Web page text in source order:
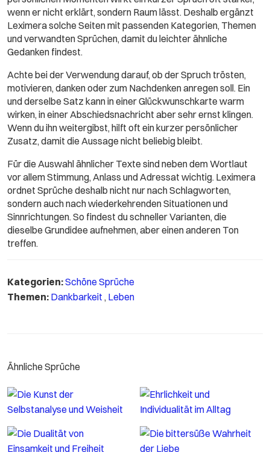
wenn er nicht erklärt, sondern Raum lässt. Deshalb ergänzt
Leximera solche Seiten mit passenden Kategorien, Themen
und verwandten Sprüchen, damit du leichter ähnliche
Gedanken findest.
Achte bei der Verwendung darauf, ob der Spruch trösten,
motivieren, danken oder zum Nachdenken anregen soll. Ein
und derselbe Satz kann in einer Glückwunschkarte warm
wirken, in einer Abschiedsnachricht aber sehr ernst klingen.
Wenn du ihn weitergibst, hilft oft ein kurzer persönlicher
Zusatz, damit die Aussage nicht beliebig bleibt.
Für die Auswahl ähnlicher Texte sind neben dem Wortlaut
vor allem Stimmung, Anlass und Adressat wichtig. Leximera
ordnet Sprüche deshalb nicht nur nach Schlagworten,
sondern auch nach wiederkehrenden Situationen und
Sinnrichtungen. So findest du schneller Varianten, die
dieselbe Grundidee aufnehmen, aber einen anderen Ton
treffen.
Kategorien:Schöne Sprüche
Themen: Dankbarkeit , Leben
Ähnliche Sprüche